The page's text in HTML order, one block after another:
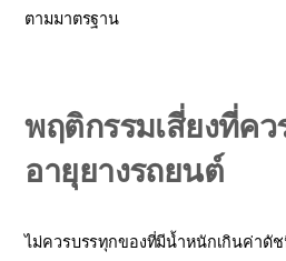
ตามมาตรฐาน
พฤติกรรมเสี่ยงที่คว
อายุยางรถยนต์
ไม่ควรบรรทุกของที่มีน้ำหนักเกินค่าดั